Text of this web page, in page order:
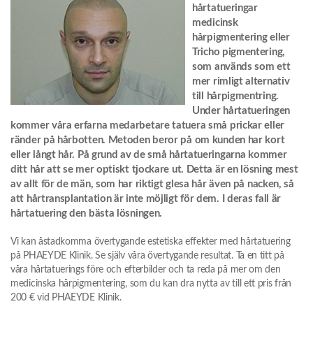
hårtatueringar
medicinsk
hårpigmentering eller
Tricho pigmentering,
som används som ett
mer rimligt alternativ
till hårpigmentring.
Under hårtatueringen
kommer våra erfarna medarbetare tatuera små prickar eller
ränder på hårbotten. Metoden beror på om kunden har kort
eller långt hår. På grund av de små hårtatueringarna kommer
ditt hår att se mer optiskt tjockare ut. Detta är en lösning mest
av allt för de män, som har riktigt glesa hår även på nacken, så
att hårtransplantation är inte möjligt för dem. I deras fall är
hårtatuering den bästa lösningen.
Vi kan åstadkomma övertygande estetiska effekter med hårtatuering
på PHAEYDE Klinik. Se själv våra övertygande resultat. Ta en titt på
våra hårtatuerings före och efterbilder och ta reda på mer om den
medicinska hårpigmentering, som du kan dra nytta av till ett pris från
200 € vid PHAEYDE Klinik.